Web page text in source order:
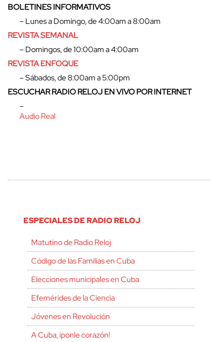
BOLETINES INFORMATIVOS
– Lunes a Domingo, de 4:00am a 8:00am
REVISTA SEMANAL
– Domingos, de 10:00am a 4:00am
REVISTA ENFOQUE
– Sábados, de 8:00am a 5:00pm
ESCUCHAR RADIO RELOJ EN VIVO POR INTERNET
–
Audio Real
ESPECIALES DE RADIO RELOJ
Matutino de Radio Reloj
Código de las Familias en Cuba
Elecciones municipales en Cuba
Efemérides de la Ciencia
Jóvenes en Revolución
A Cuba, ¡ponle corazón!